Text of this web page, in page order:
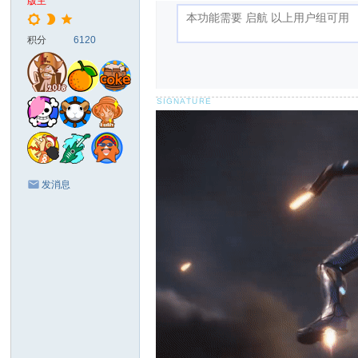
积分 6120
发消息